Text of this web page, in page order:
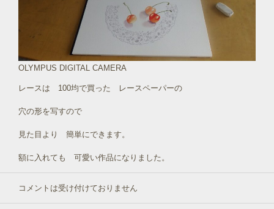
OLYMPUS DIGITAL CAMERA
レースは 100均で買った レースペーパーの
穴の形を写すので
見た目より 簡単にできます。
額に入れても 可愛い作品になりました。
コメントは受け付けておりません